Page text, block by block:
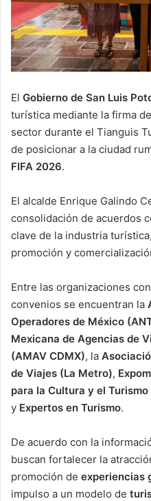
El Gobierno de San Luis
turística mediante la firma
sector durante el Tianguis
de posicionar a la ciudad
FIFA 2026.
El alcalde Enrique Galindo
consolidación de acuerdos
clave de la industria
promoción y
Entre las organizaciones
convenios se encuentran la
Operadores de México
Mexicana de Agencias de
(AMAV CDMX), la
de Viajes (La Metro),
para la Cultura y el
y Expertos en Turismo.
De acuerdo con la
buscan fortalecer la
promoción de experiencias
impulso a un modelo de